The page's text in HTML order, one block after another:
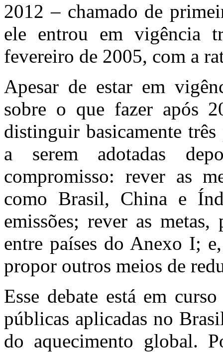
2012 – chamado de
ele entrou em vigência
fevereiro de 2005, com a
Apesar de estar em
sobre o que fazer após
distinguir basicamente
a serem adotadas
compromisso: rever as
como Brasil, China e
emissões; rever as
entre países do Anexo I;
propor outros meios de
Esse debate está em
públicas aplicadas no
do aquecimento global.